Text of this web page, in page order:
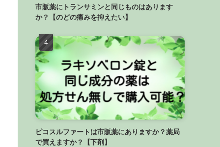
市販薬にトランサミンと同じものはあります
か？【のどの痛みを抑えたい】
ピコスルファートは市販薬にありますか？薬局
で買えますか？【下剤】